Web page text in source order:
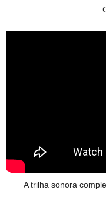
A trilha sonora